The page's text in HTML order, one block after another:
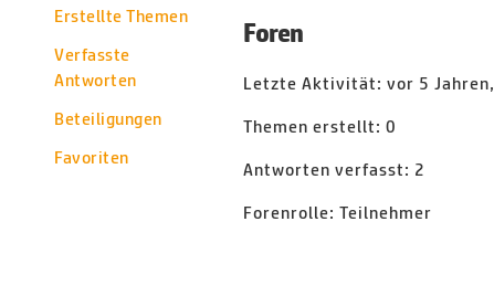
Erstellte Themen
Verfasste
Antworten
Beteiligungen
Favoriten
Foren
Letzte Aktivität: vor 5
Themen erstellt: 0
Antworten verfasst: 2
Forenrolle: Teilnehmer